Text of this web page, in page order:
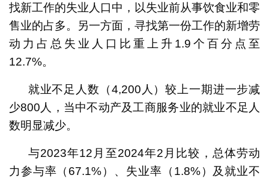
找新工作的失业人口中，以失业前从事饮食业和零
售业的占多。另一方面，寻找第一份工作的新增劳
动力占总失业人口比重上升1.9个百分点至
12.7%。
就业不足人数（4,200人）较上一期进一步减
少800人，当中不动产及工商服务业的就业不足人
数明显减少。
与2023年12月至2024年2月比较，总体劳动
力参与率（67.1%）、失业率（1.8%）及就业不